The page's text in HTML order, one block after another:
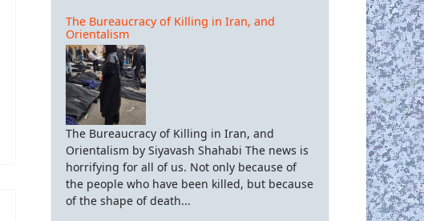
The Bureaucracy of Killing in Iran, and
Orientalism
The Bureaucracy of Killing in Iran, and
Orientalism by Siyavash Shahabi The news is
horrifying for all of us. Not only because of
the people who have been killed, but because
of the shape of death...